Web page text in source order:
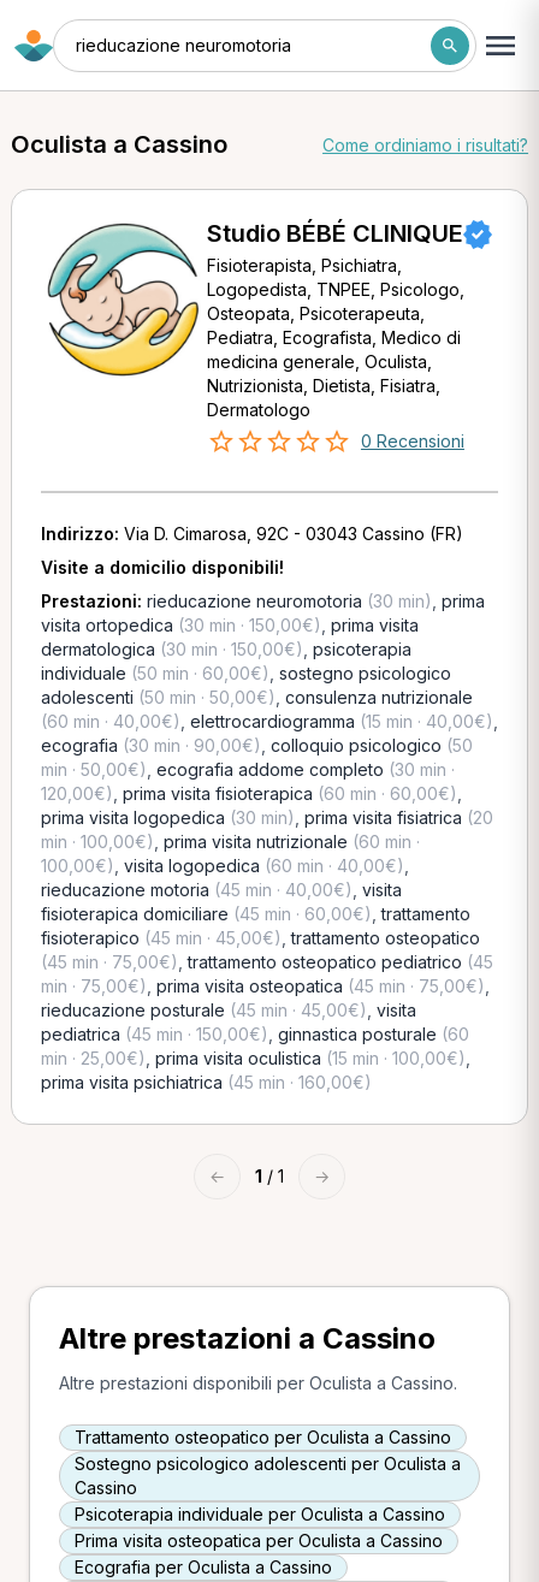
rieducazione neuromotoria
Oculista a Cassino Come ordiniamo i risultati?
Studio BÉBÉ CLINIQUE
Fisioterapista, Psichiatra,
Logopedista, TNPEE, Psicologo,
Osteopata, Psicoterapeuta,
Pediatra, Ecografista, Medico di
medicina generale, Oculista,
Nutrizionista, Dietista, Fisiatra,
Dermatologo
0 Recensioni
Indirizzo: Via D. Cimarosa, 92C - 03043 Cassino (FR)
Visite a domicilio disponibili!
Prestazioni: rieducazione neuromotoria (30 min) prima
visita ortopedica (30 min · 150,00€) prima visita
dermatologica (30 min · 150,00€) psicoterapia
individuale (50 min · 60,00€) sostegno psicologico
adolescenti (50 min · 50,00€) consulenza nutrizionale
(60 min · 40,00€) elettrocardiogramma (15 min · 40,00€)
ecografia (30 min · 90,00€) colloquio psicologico (50
min · 50,00€) ecografia addome completo (30 min ·
120,00€) prima visita fisioterapica (60 min · 60,00€)
prima visita logopedica (30 min) prima visita fisiatrica (20
min · 100,00€) prima visita nutrizionale (60 min ·
100,00€) visita logopedica (60 min · 40,00€)
rieducazione motoria (45 min · 40,00€) visita
fisioterapica domiciliare (45 min · 60,00€) ,trattamento
fisioterapico (45 min · 45,00€) ,trattamento osteopatico
(45 min · 75,00€) ,trattamento osteopatico pediatrico (45
min · 75,00€) prima visita osteopatica (45 min · 75,00€)
rieducazione posturale (45 min · 45,00€) visita
pediatrica (45 min · 150,00€) ginnastica posturale (60
min · 25,00€) prima visita oculistica (15 min · 100,00€)
prima visita psichiatrica (45 min · 160,00€)
← 1 / 1 →
Altre prestazioni a Cassino
Altre prestazioni disponibili per Oculista a Cassino.
Trattamento osteopatico per Oculista a Cassino
Sostegno psicologico adolescenti per Oculista a
Cassino
Psicoterapia individuale per Oculista a Cassino
Prima visita osteopatica per Oculista a Cassino
Ecografia per Oculista a Cassino